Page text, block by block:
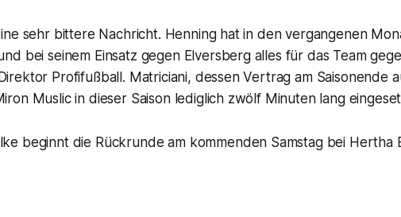
sehr bittere Nachricht. Henning hat in den vergangenen
bei seinem Einsatz gegen Elversberg alles für das Team
Profifußball. Matriciani, dessen Vertrag am Saisonende
Muslic in dieser Saison lediglich zwölf Minuten lang
beginnt die Rückrunde am kommenden Samstag bei Hertha